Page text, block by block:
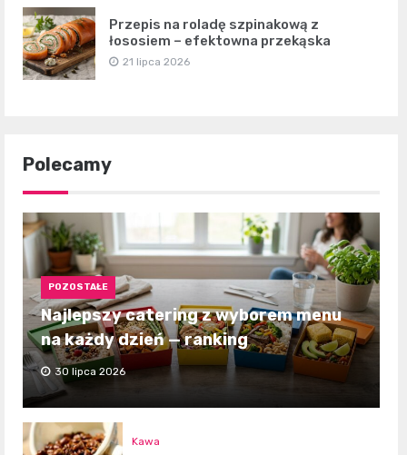
Przepis na roladę szpinakową z
łososiem – efektowna przekąska
21 lipca 2026
Polecamy
POZOSTAŁE
Najlepszy catering z wyborem menu
na każdy dzień — ranking
30 lipca 2026
Kawa